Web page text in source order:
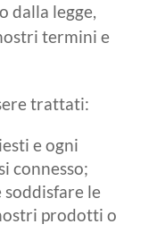
dalla legge,
termini e
trattati:
e ogni
connesso;
soddisfare le
prodotti o